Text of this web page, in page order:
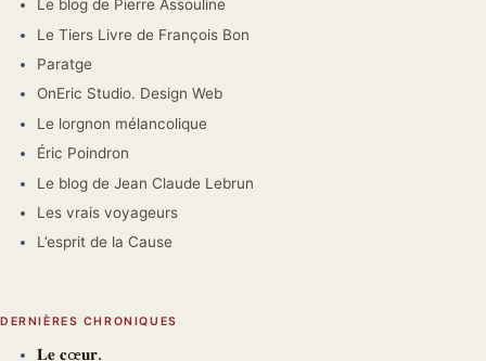
Le blog de Pierre Assouline
Le Tiers Livre de François Bon
Paratge
OnEric Studio. Design Web
Le lorgnon mélancolique
Éric Poindron
Le blog de Jean Claude Lebrun
Les vrais voyageurs
L’esprit de la Cause
DERNIÈRES CHRONIQUES
𝐋𝐞 𝐜œ𝐮𝐫.